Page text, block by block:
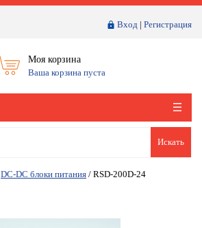
Вход | Регистрация
Моя корзина
Ваша корзина пуста
Искать
DC-DC блоки питания / RSD-200D-24